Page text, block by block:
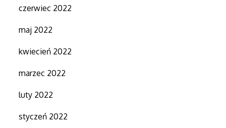
czerwiec 2022
maj 2022
kwiecień 2022
marzec 2022
luty 2022
styczeń 2022